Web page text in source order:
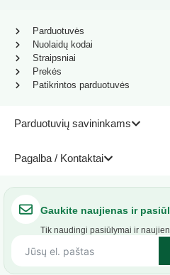
Parduotuvių savininkams
Pagalba / Kontaktai
Parduotuvės
Nuolaidų kodai
Straipsniai
Prekės
Patikrintos parduotuvės
Gaukite naujienas ir
Tik naudingi pasiūlymai ir